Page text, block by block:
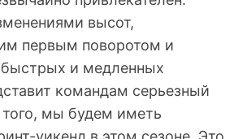
высот,
первым поворотом и
и медленных
командам серьезный
мы будем иметь